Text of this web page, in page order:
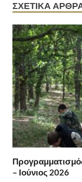
ΣΧΕΤΙΚΆ
– Ιούνιος 2026